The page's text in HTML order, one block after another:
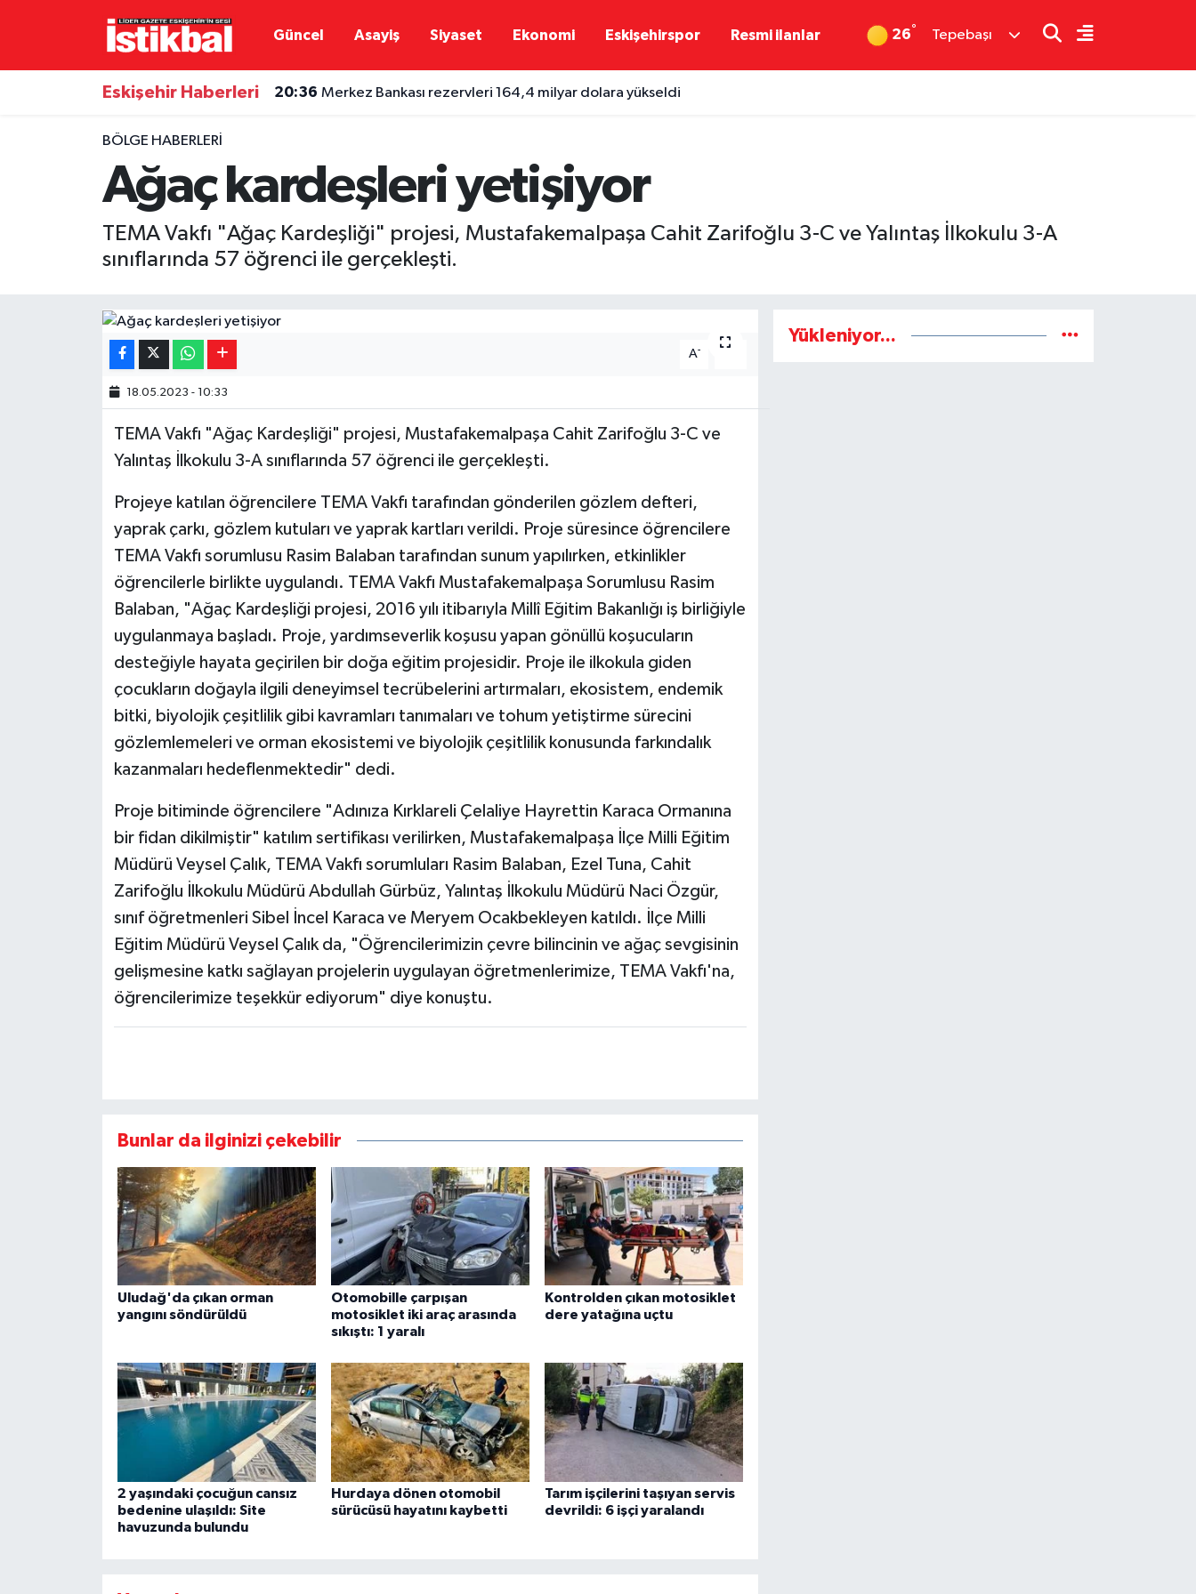
Güncel Asayiş Siyaset Ekonomi Eskişehirspor Resmi ilanlar 26° Tepebaşı
Eskişehir Haberleri 20:36 Merkez Bankası rezervleri 164,4 milyar dolara yükseldi
BÖLGE HABERLERI
Ağaç kardeşleri yetişiyor
TEMA Vakfı "Ağaç Kardeşliği" projesi, Mustafakemalpaşa Cahit Zarifoğlu 3-C ve Yalıntaş İlkokulu 3-A
sınıflarında 57 öğrenci ile gerçekleşti.
A-
18.05.2023 - 10:33
TEMA Vakfı "Ağaç Kardeşliği" projesi, Mustafakemalpaşa Cahit Zarifoğlu 3-C ve
Yalıntaş İlkokulu 3-A sınıflarında 57 öğrenci ile gerçekleşti.
Projeye katılan öğrencilere TEMA Vakfı tarafından gönderilen gözlem defteri,
yaprak çarkı, gözlem kutuları ve yaprak kartları verildi. Proje süresince öğrencilere
TEMA Vakfı sorumlusu Rasim Balaban tarafından sunum yapılırken, etkinlikler
öğrencilerle birlikte uygulandı. TEMA Vakfı Mustafakemalpaşa Sorumlusu Rasim
Balaban, "Ağaç Kardeşliği projesi, 2016 yılı itibarıyla Millî Eğitim Bakanlığı iş birliğiyle
uygulanmaya başladı. Proje, yardımseverlik koşusu yapan gönüllü koşucuların
desteğiyle hayata geçirilen bir doğa eğitim projesidir. Proje ile ilkokula giden
çocukların doğayla ilgili deneyimsel tecrübelerini artırmaları, ekosistem, endemik
bitki, biyolojik çeşitlilik gibi kavramları tanımaları ve tohum yetiştirme sürecini
gözlemlemeleri ve orman ekosistemi ve biyolojik çeşitlilik konusunda farkındalık
kazanmaları hedeflenmektedir" dedi.
Proje bitiminde öğrencilere "Adınıza Kırklareli Çelaliye Hayrettin Karaca Ormanına
bir fidan dikilmiştir" katılım sertifikası verilirken, Mustafakemalpaşa İlçe Milli Eğitim
Müdürü Veysel Çalık, TEMA Vakfı sorumluları Rasim Balaban, Ezel Tuna, Cahit
Zarifoğlu İlkokulu Müdürü Abdullah Gürbüz, Yalıntaş İlkokulu Müdürü Naci Özgür,
sınıf öğretmenleri Sibel İncel Karaca ve Meryem Ocakbekleyen katıldı. İlçe Milli
Eğitim Müdürü Veysel Çalık da, "Öğrencilerimizin çevre bilincinin ve ağaç sevgisinin
gelişmesine katkı sağlayan projelerin uygulayan öğretmenlerimize, TEMA Vakfı'na,
öğrencilerimize teşekkür ediyorum" diye konuştu.
Bunlar da ilginizi çekebilir
Uludağ'da çıkan orman
yangını söndürüldü
Otomobille çarpışan
motosiklet iki araç arasında
sıkıştı: 1 yaralı
Kontrolden çıkan motosiklet
dere yatağına uçtu
2 yaşındaki çocuğun cansız
bedenine ulaşıldı: Site
havuzunda bulundu
Hurdaya dönen otomobil
sürücüsü hayatını kaybetti
Tarım işçilerini taşıyan servis
devrildi: 6 işçi yaralandı
Yükleniyor...
Eskişehirspor
Siyaset
Ekonomi
Eskişehir Nöbetçi Eczaneler
Eskişehir Trafik Yoğunluk Haritası
TFF 3.Lig 4.Grup Puan Durumu ve Fikstür
Son Dakika Haberleri
Haber Arşivi